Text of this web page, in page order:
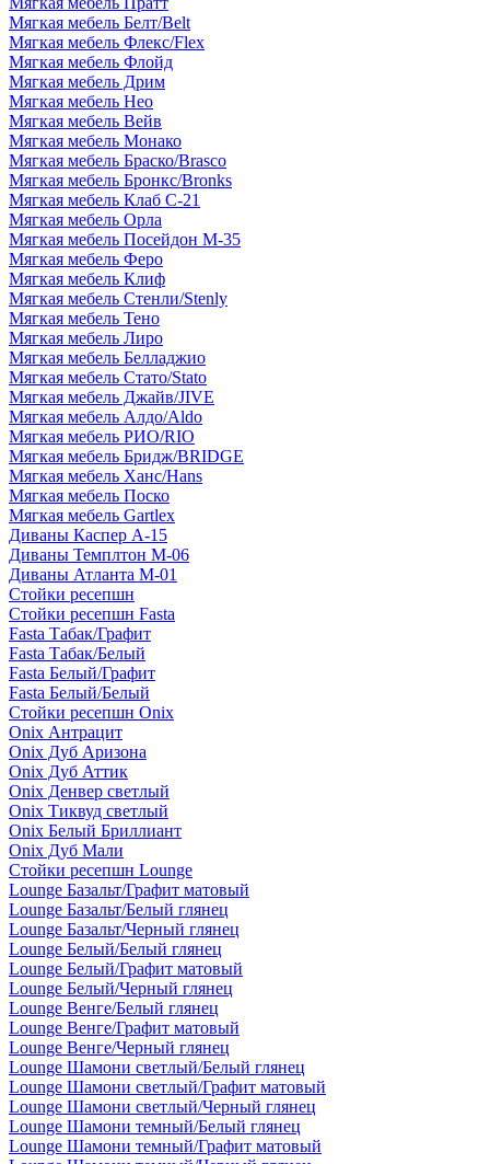
Мягкая мебель Белт/Belt
Мягкая мебель Флекс/Flex
Мягкая мебель Флойд
Мягкая мебель Дрим
Мягкая мебель Нео
Мягкая мебель Вейв
Мягкая мебель Монако
Мягкая мебель Браско/Brasco
Мягкая мебель Бронкс/Bronks
Мягкая мебель Клаб С-21
Мягкая мебель Орла
Мягкая мебель Посейдон М-35
Мягкая мебель Феро
Мягкая мебель Клиф
Мягкая мебель Стенли/Stenly
Мягкая мебель Тено
Мягкая мебель Лиро
Мягкая мебель Белладжио
Мягкая мебель Стато/Stato
Мягкая мебель Джайв/JIVE
Мягкая мебель Алдо/Aldo
Мягкая мебель РИО/RIO
Мягкая мебель Бридж/BRIDGE
Мягкая мебель Ханс/Hans
Мягкая мебель Поско
Мягкая мебель Gartlex
Диваны Каспер А-15
Диваны Темплтон М-06
Диваны Атланта М-01
Стойки ресепшн
Стойки ресепшн Fasta
Fasta Табак/Графит
Fasta Табак/Белый
Fasta Белый/Графит
Fasta Белый/Белый
Стойки ресепшн Onix
Onix Антрацит
Onix Дуб Аризона
Onix Дуб Аттик
Onix Денвер светлый
Onix Тиквуд светлый
Onix Белый Бриллиант
Onix Дуб Мали
Стойки ресепшн Lounge
Lounge Базальт/Графит матовый
Lounge Базальт/Белый глянец
Lounge Базальт/Черный глянец
Lounge Белый/Белый глянец
Lounge Белый/Графит матовый
Lounge Белый/Черный глянец
Lounge Венге/Белый глянец
Lounge Венге/Графит матовый
Lounge Венге/Черный глянец
Lounge Шамони светлый/Белый глянец
Lounge Шамони светлый/Графит матовый
Lounge Шамони светлый/Черный глянец
Lounge Шамони темный/Белый глянец
Lounge Шамони темный/Графит матовый